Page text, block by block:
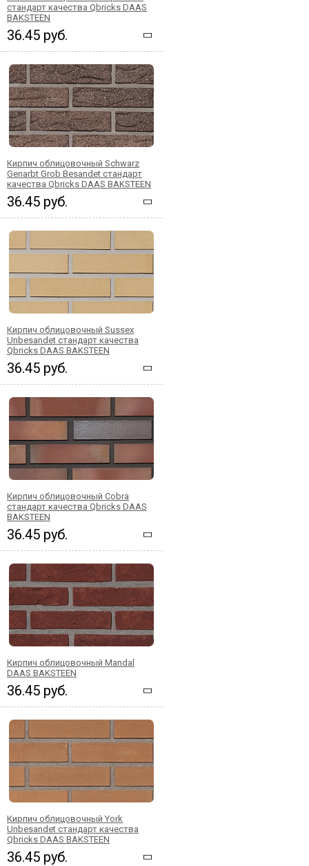
стандарт качества Qbricks DAAS
BAKSTEEN
36.45 руб.
Кирпич облицовочный Schwarz
Genarbt Grob Besandet стандарт
качества Qbricks DAAS BAKSTEEN
36.45 руб.
Кирпич облицовочный Sussex
Unbesandet стандарт качества
Qbricks DAAS BAKSTEEN
36.45 руб.
Кирпич облицовочный Cobra
стандарт качества Qbricks DAAS
BAKSTEEN
36.45 руб.
Кирпич облицовочный Mandal
DAAS BAKSTEEN
36.45 руб.
Кирпич облицовочный York
Unbesandet стандарт качества
Qbricks DAAS BAKSTEEN
36.45 руб.